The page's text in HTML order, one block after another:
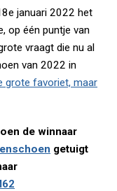
januari 2022 het
op één puntje van
vraagt die nu al
van 2022 in
grote favoriet, maar
de winnaar
getuigt